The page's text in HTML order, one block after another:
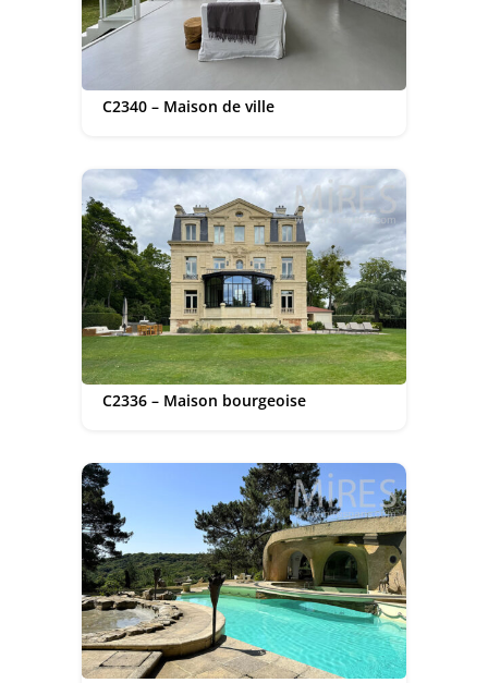
C2340 – Maison de ville
C2336 – Maison bourgeoise